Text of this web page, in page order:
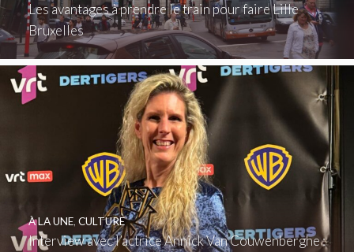
Les avantages à prendre le train pour faire Lille
Bruxelles
Interview avec l’actrice Annick Van Couwenberghe :
À LA UNE, CULTURE